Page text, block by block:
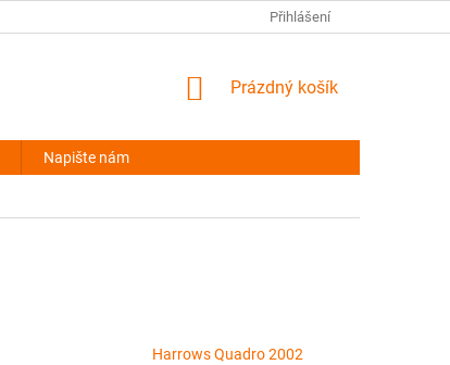
Přihlášení
NÁKUPNÍ
Prázdný košík
Napište nám
Harrows Quadro 2002